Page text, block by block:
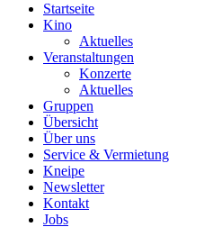
Startseite
Kino
Aktuelles
Veranstaltungen
Konzerte
Aktuelles
Gruppen
Übersicht
Über uns
Service & Vermietung
Kneipe
Newsletter
Kontakt
Jobs